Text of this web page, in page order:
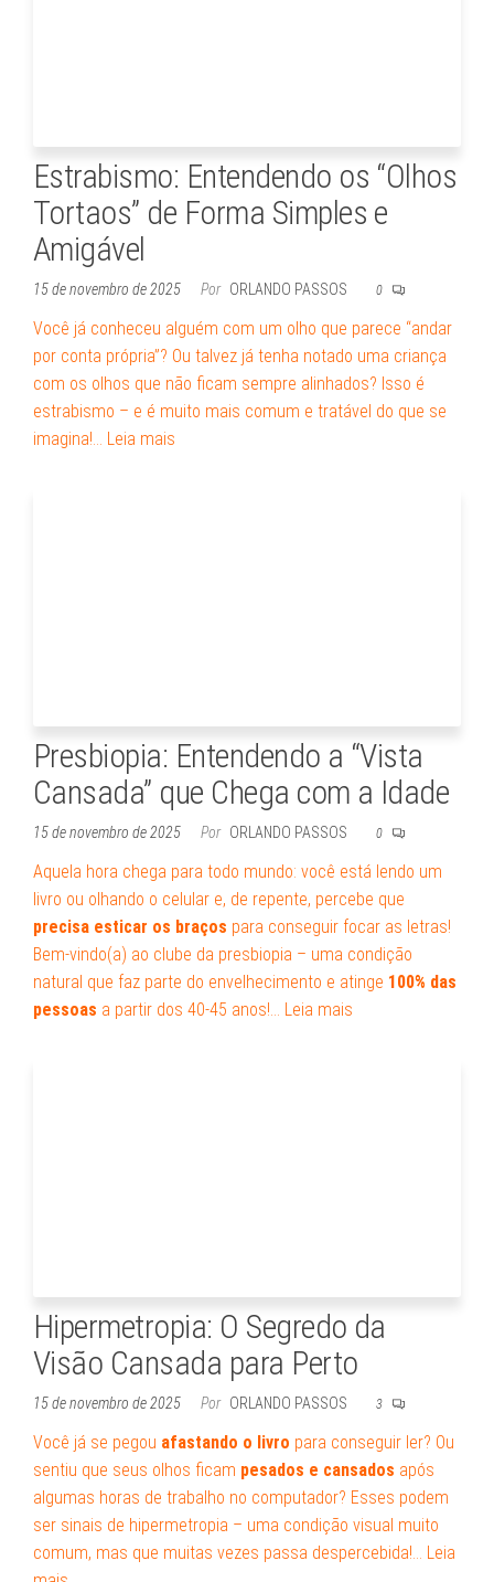
Estrabismo: Entendendo os “Olhos
Tortaos” de Forma Simples e
Amigável
15 de novembro de 2025 Por ORLANDO PASSOS 0
Você já conheceu alguém com um olho que parece “andar
por conta própria”? Ou talvez já tenha notado uma criança
com os olhos que não ficam sempre alinhados? Isso é
estrabismo – e é muito mais comum e tratável do que se
imagina!… Leia mais
Presbiopia: Entendendo a “Vista
Cansada” que Chega com a Idade
15 de novembro de 2025 Por ORLANDO PASSOS 0
Aquela hora chega para todo mundo: você está lendo um
livro ou olhando o celular e, de repente, percebe que
precisa esticar os braços para conseguir focar as letras!
Bem-vindo(a) ao clube da presbiopia – uma condição
natural que faz parte do envelhecimento e atinge 100% das
pessoas a partir dos 40-45 anos!… Leia mais
Hipermetropia: O Segredo da
Visão Cansada para Perto
15 de novembro de 2025 Por ORLANDO PASSOS 3
Você já se pegou afastando o livro para conseguir ler? Ou
sentiu que seus olhos ficam pesados e cansados após
algumas horas de trabalho no computador? Esses podem
ser sinais de hipermetropia – uma condição visual muito
comum, mas que muitas vezes passa despercebida!… Leia